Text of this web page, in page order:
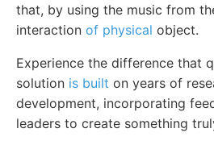
that, by using the music from
interaction of physical object.
Experience the difference that
solution is built on years of
development, incorporating
leaders to create something